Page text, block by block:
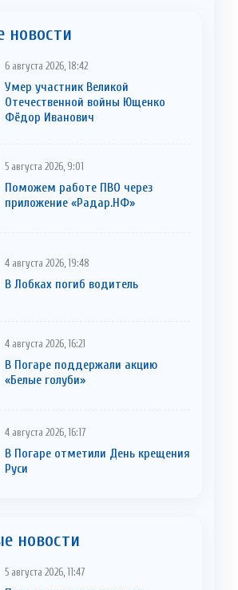
новости
6 августа 2026, 18:42
Умер участник Великой
Отечественной войны Ющенко
Фёдор Иванович
5 августа 2026, 9:01
Поможем работе ПВО через
приложение «Радар.НФ»
4 августа 2026, 19:48
В Лобках погиб водитель
4 августа 2026, 16:21
В Погаре поддержали акцию
«Белые голуби»
4 августа 2026, 16:17
В Погаре отметили День крещения
Руси
новости
5 августа 2026, 11:47